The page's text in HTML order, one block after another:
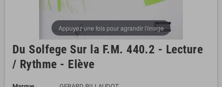
Appuyez une fois pour agrandir l'image
Du Solfege Sur la F.M. 440.2 - Lecture
/ Rythme - Elève